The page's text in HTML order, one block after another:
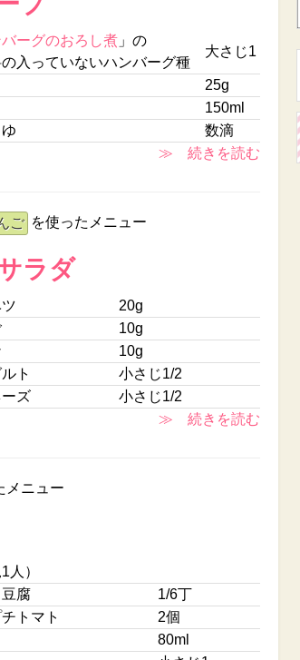
ーグのおろし煮」の
入っていないハンバーグ種
大さじ1
25g
150ml
数滴
≫ 続きを読む
ご を使ったメニュー
ラダ
20g
10g
10g
ト
小さじ1/2
ズ
小さじ1/2
≫ 続きを読む
メニュー
人）
腐
1/6丁
トマト
2個
80ml